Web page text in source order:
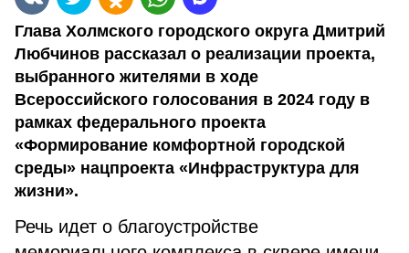
Глава Холмского городского округа Дмитрий
Любчинов рассказал о реализации проекта,
выбранного жителями в ходе
Всероссийского голосования в 2024 году в
рамках федерального проекта
«Формирование комфортной городской
среды» нацпроекта «Инфраструктура для
жизни».
Речь идет о благоустройстве